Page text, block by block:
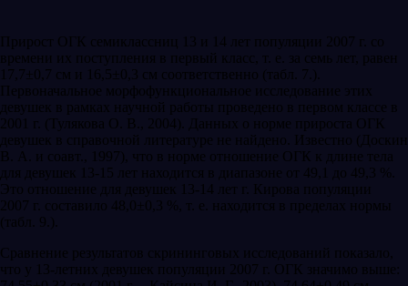
Прирост ОГК семиклассниц 13 и 14 лет популяции 2007 г. со
времени их поступления в первый класс, т. е. за семь лет, равен
17,7±0,7 см и 16,5±0,3 см соответственно (табл. 7.).
Первоначальное морфофункциональное исследование этих
девушек в рамках научной работы проведено в первом классе в
2001 г. (Тулякова О. В., 2004). Данных о норме прироста ОГК
девушек в справочной литературе не найдено. Известно (Доскин
В. А. и соавт., 1997), что в норме отношение ОГК к длине тела
для девушек 13-15 лет находится в диапазоне от 49,1 до 49,3 %.
Это отношение для девушек 13-14 лет г. Кирова популяции
2007 г. составило 48,0±0,3 %, т. е. находится в пределах нормы
(табл. 9.).
Сравнение результатов скрининговых исследований показало,
что у 13-летних девушек популяции 2007 г. ОГК значимо выше: